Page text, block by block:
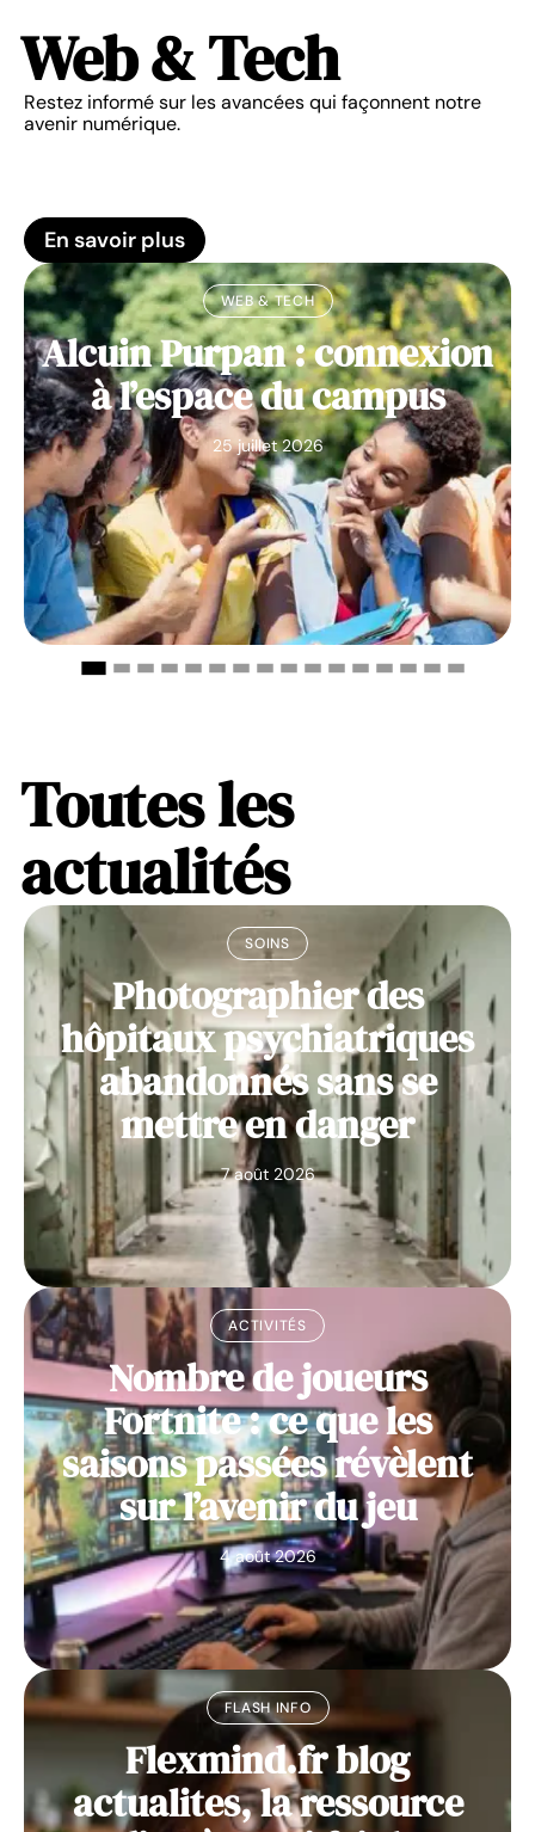
Web & Tech
Restez informé sur les avancées qui façonnent notre
avenir numérique.
En savoir plus
WEB & TECH
Alcuin Purpan : connexion
à l’espace du campus
25 juillet 2026
Toutes les
actualités
SOINS
Photographier des
hôpitaux psychiatriques
abandonnés sans se
mettre en danger
7 août 2026
ACTIVITÉS
Nombre de joueurs
Fortnite : ce que les
saisons passées révèlent
sur l’avenir du jeu
4 août 2026
FLASH INFO
Flexmind.fr blog
actualites, la ressource